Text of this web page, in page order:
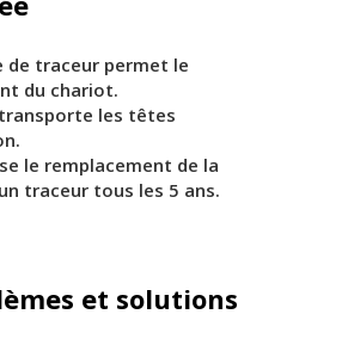
de traceur permet le
du chariot.
les têtes
le remplacement de la
traceur tous les 5 ans.
et solutions